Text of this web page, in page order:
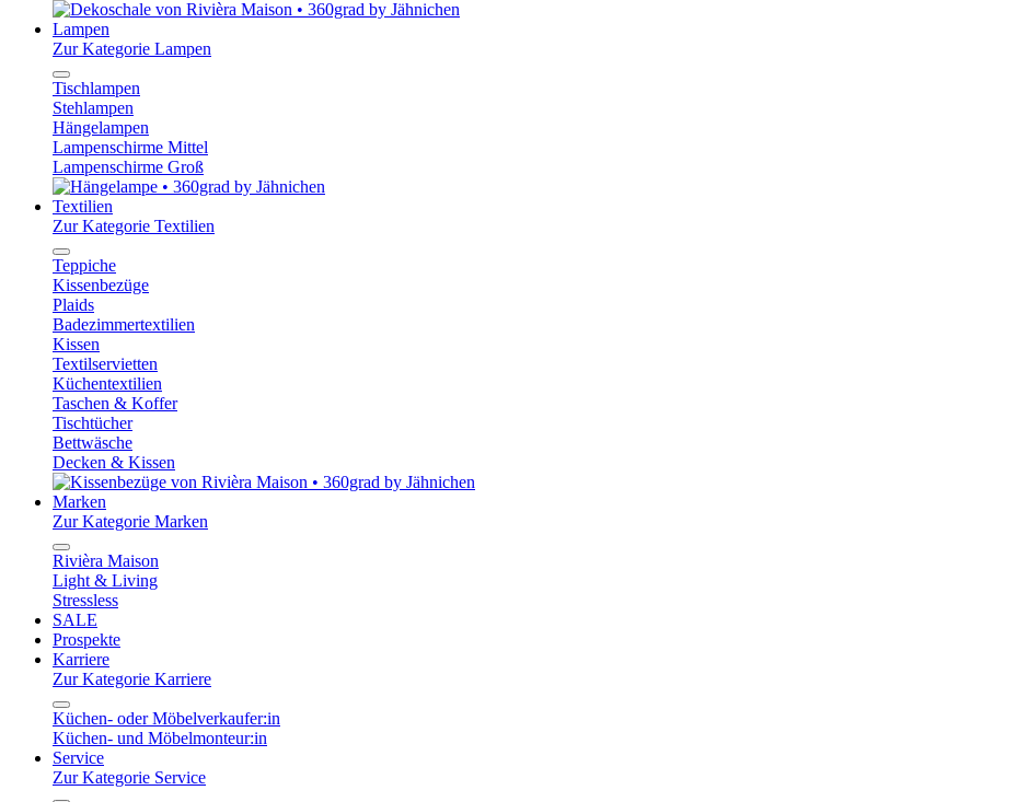
Lampen
Zur Kategorie Lampen
Tischlampen
Stehlampen
Hängelampen
Lampenschirme Mittel
Lampenschirme Groß
Textilien
Zur Kategorie Textilien
Teppiche
Kissenbezüge
Plaids
Badezimmertextilien
Kissen
Textilservietten
Küchentextilien
Taschen & Koffer
Tischtücher
Bettwäsche
Decken & Kissen
Marken
Zur Kategorie Marken
Rivièra Maison
Light & Living
Stressless
SALE
Prospekte
Karriere
Zur Kategorie Karriere
Küchen- oder Möbelverkaufer:in
Küchen- und Möbelmonteur:in
Service
Zur Kategorie Service